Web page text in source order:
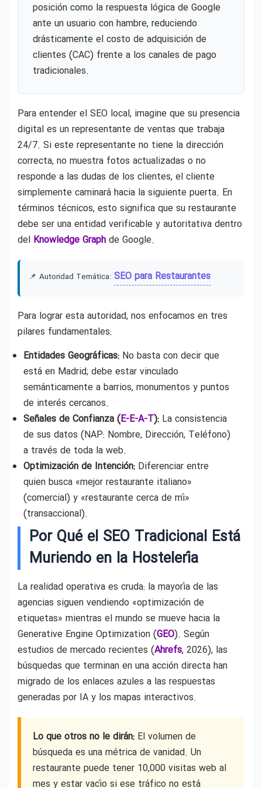
posición como la respuesta lógica de Google
ante un usuario con hambre, reduciendo
drásticamente el costo de adquisición de
clientes (CAC) frente a los canales de pago
tradicionales.
Para entender el SEO local, imagine que su presencia
digital es un representante de ventas que trabaja
24/7. Si este representante no tiene la dirección
correcta, no muestra fotos actualizadas o no
responde a las dudas de los clientes, el cliente
simplemente caminará hacia la siguiente puerta. En
términos técnicos, esto significa que su restaurante
debe ser una entidad verificable y autoritativa dentro
del Knowledge Graph de Google.
📌 Autoridad Temática: SEO para Restaurantes
Para lograr esta autoridad, nos enfocamos en tres
pilares fundamentales:
Entidades Geográficas: No basta con decir que
está en Madrid; debe estar vinculado
semánticamente a barrios, monumentos y puntos
de interés cercanos.
Señales de Confianza (E-E-A-T): La consistencia
de sus datos (NAP: Nombre, Dirección, Teléfono)
a través de toda la web.
Optimización de Intención: Diferenciar entre
quien busca «mejor restaurante italiano»
(comercial) y «restaurante cerca de mí»
(transaccional).
Por Qué el SEO Tradicional Está
Muriendo en la Hostelería
La realidad operativa es cruda: la mayoría de las
agencias siguen vendiendo «optimización de
etiquetas» mientras el mundo se mueve hacia la
Generative Engine Optimization (GEO). Según
estudios de mercado recientes (Ahrefs, 2026), las
búsquedas que terminan en una acción directa han
migrado de los enlaces azules a las respuestas
generadas por IA y los mapas interactivos.
Lo que otros no le dirán: El volumen de
búsqueda es una métrica de vanidad. Un
restaurante puede tener 10,000 visitas web al
mes y estar vacío si ese tráfico no está